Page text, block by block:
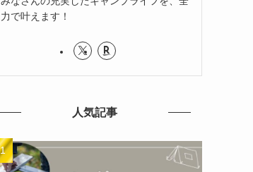
力で叶えます！
人気記事